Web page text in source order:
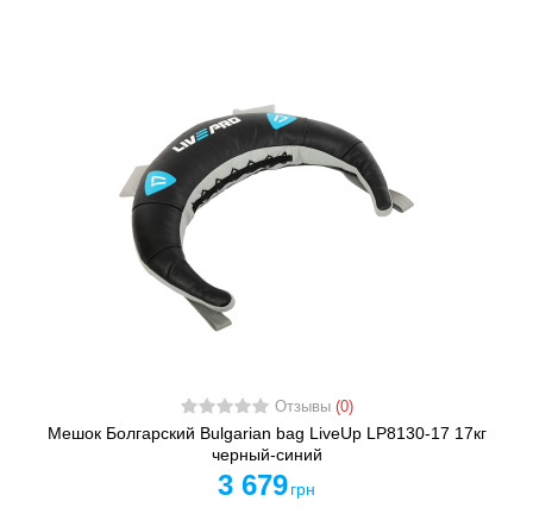
Отзывы (0)
Мешок Болгарский Bulgarian bag LiveUp LP8130-17 17кг
черный-синий
3 679 грн